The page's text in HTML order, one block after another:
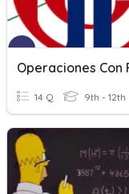
14 Q 9th - 12th